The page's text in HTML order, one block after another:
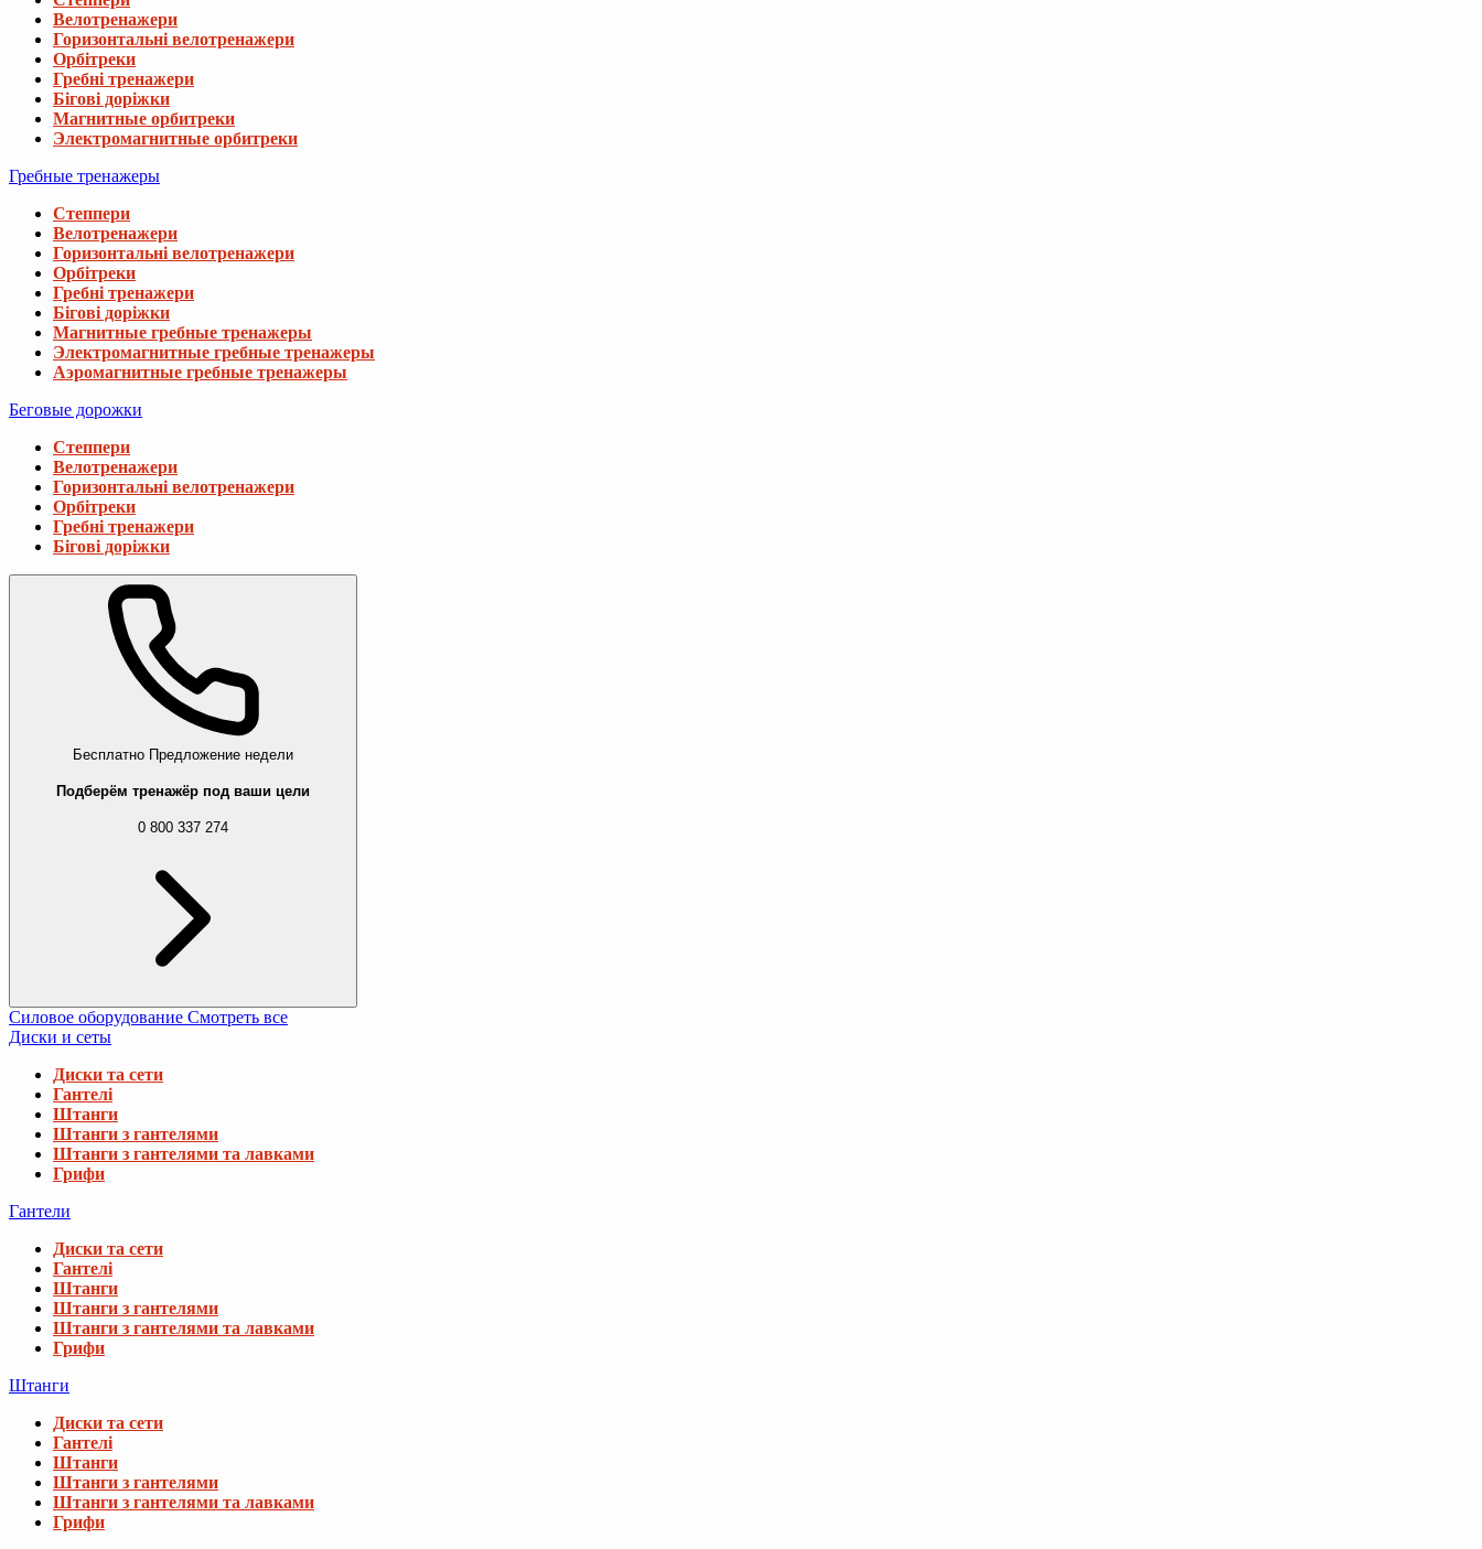
Велотренажери
Горизонтальні велотренажери
Орбітреки
Гребні тренажери
Бігові доріжки
Магнитные орбитреки
Электромагнитные орбитреки
Гребные тренажеры
Степпери
Велотренажери
Горизонтальні велотренажери
Орбітреки
Гребні тренажери
Бігові доріжки
Магнитные гребные тренажеры
Электромагнитные гребные тренажеры
Аэромагнитные гребные тренажеры
Беговые дорожки
Степпери
Велотренажери
Горизонтальні велотренажери
Орбітреки
Гребні тренажери
Бігові доріжки
Бесплатно Предложение недели
Подберём тренажёр под ваши цели
0 800 337 274
Силовое оборудование Смотреть все
Диски и сеты
Диски та сети
Гантелі
Штанги
Штанги з гантелями
Штанги з гантелями та лавками
Грифи
Гантели
Диски та сети
Гантелі
Штанги
Штанги з гантелями
Штанги з гантелями та лавками
Грифи
Штанги
Диски та сети
Гантелі
Штанги
Штанги з гантелями
Штанги з гантелями та лавками
Грифи